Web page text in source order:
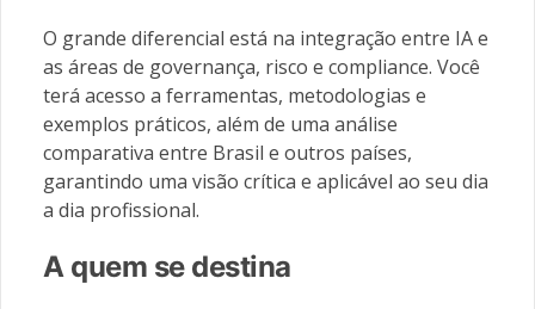
O grande diferencial está na integração entre IA e
as áreas de governança, risco e compliance. Você
terá acesso a ferramentas, metodologias e
exemplos práticos, além de uma análise
comparativa entre Brasil e outros países,
garantindo uma visão crítica e aplicável ao seu dia
a dia profissional.
A quem se destina